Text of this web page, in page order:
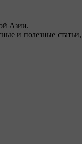
Азии.
и полезные